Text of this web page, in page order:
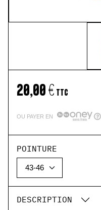
20,00 € TTC
OU PAYER EN
POINTURE
DESCRIPTION